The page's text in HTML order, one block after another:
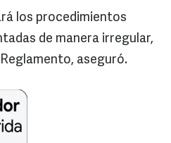
los procedimientos
de manera irregular,
aseguró.